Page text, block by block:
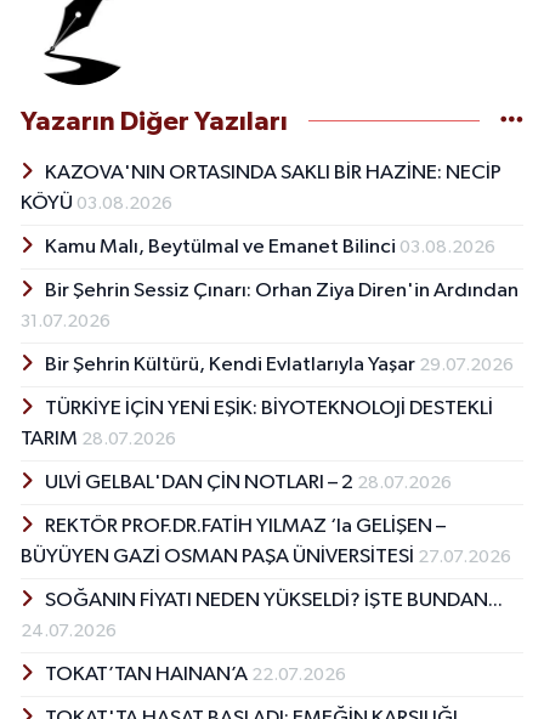
Yazarın Diğer Yazıları
KAZOVA'NIN ORTASINDA SAKLI BİR HAZİNE: NECİP
KÖYÜ 03.08.2026
Kamu Malı, Beytülmal ve Emanet Bilinci 03.08.2026
Bir Şehrin Sessiz Çınarı: Orhan Ziya Diren'in Ardından
31.07.2026
Bir Şehrin Kültürü, Kendi Evlatlarıyla Yaşar 29.07.2026
TÜRKİYE İÇİN YENİ EŞİK: BİYOTEKNOLOJİ DESTEKLİ
TARIM 28.07.2026
ULVİ GELBAL'DAN ÇİN NOTLARI – 2 28.07.2026
REKTÖR PROF.DR.FATİH YILMAZ ‘la GELİŞEN –
BÜYÜYEN GAZİ OSMAN PAŞA ÜNİVERSİTESİ 27.07.2026
SOĞANIN FİYATI NEDEN YÜKSELDİ? İŞTE BUNDAN...
24.07.2026
TOKAT’TAN HAINAN’A 22.07.2026